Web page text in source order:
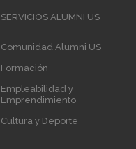
SERVICIOS ALUMNI US
Comunidad Alumni US
Formación
Empleabilidad y
Emprendimiento
Cultura y Deporte